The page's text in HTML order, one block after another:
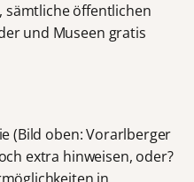
sämtliche öffentlichen
und Museen gratis
(Bild oben: Vorarlberger
extra hinweisen, oder?